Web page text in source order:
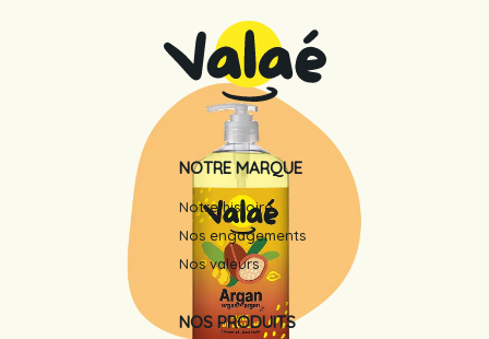
NOTRE MARQUE
Notre histoire
Nos engagements
Nos valeurs
NOS PRODUITS